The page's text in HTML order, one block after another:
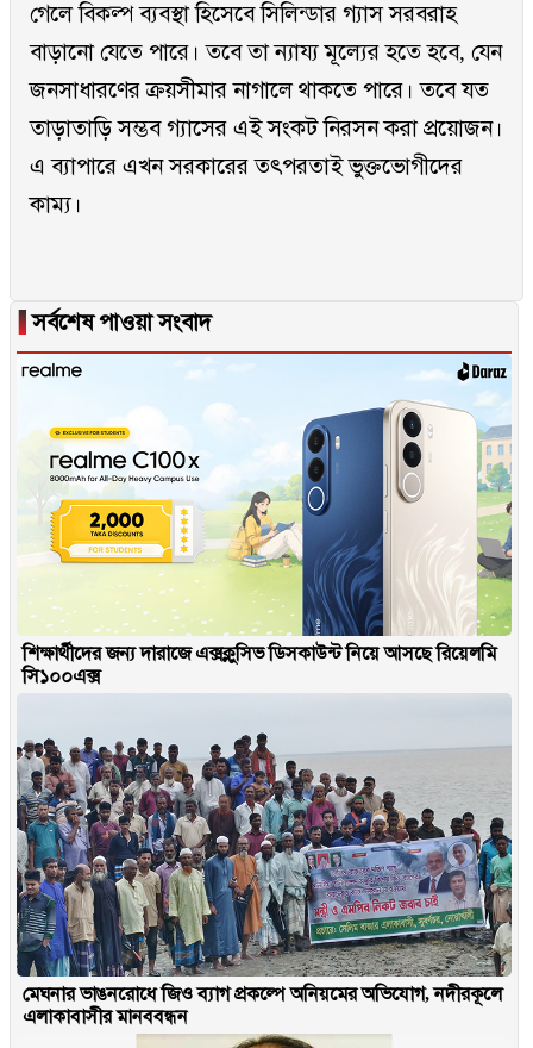
গেলে বিকল্প ব্যবস্থা হিসেবে সিলিন্ডার গ্যাস সরবরাহ
বাড়ানো যেতে পারে। তবে তা ন্যায্য মূল্যের হতে হবে, যেন
জনসাধারণের ক্রয়সীমার নাগালে থাকতে পারে। তবে যত
তাড়াতাড়ি সম্ভব গ্যাসের এই সংকট নিরসন করা প্রয়োজন।
এ ব্যাপারে এখন সরকারের তৎপরতাই ভুক্তভোগীদের
কাম্য।
▐সর্বশেষ পাওয়া সংবাদ
শিক্ষার্থীদের জন্য দারাজে এক্সক্লুসিভ ডিসকাউন্ট নিয়ে আসছে রিয়েলমি
সি১০০এক্স
মেঘনার ভাঙনরোধে জিও ব্যাগ প্রকল্পে অনিয়মের অভিযোগ, নদীরকূলে
এলাকাবাসীর মানববন্ধন